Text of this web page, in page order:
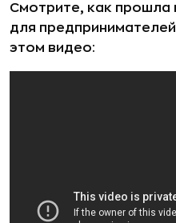
Смотрите, как прошла
для
этом видео: